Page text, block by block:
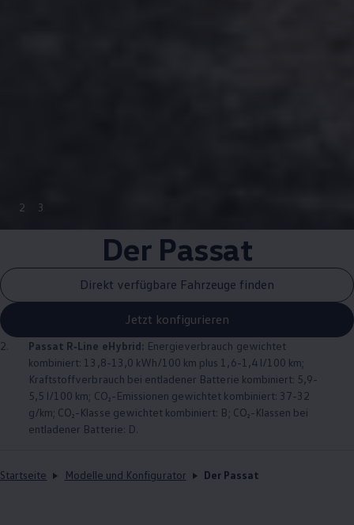
2 3
Der Passat
Direkt verfügbare Fahrzeuge finden
Jetzt konfigurieren
2. Passat R‑Line eHybrid: Energieverbrauch gewichtet
kombiniert: 13,8-13,0 kWh/100 km plus 1,6-1,4 l/100 km;
Kraftstoffverbrauch bei entladener Batterie kombiniert: 5,9-
5,5 l/100 km; CO₂-Emissionen gewichtet kombiniert: 37-32
g/km; CO₂-Klasse gewichtet kombiniert: B; CO₂-Klassen bei
entladener Batterie: D.
Startseite Modelle und Konfigurator Der Passat